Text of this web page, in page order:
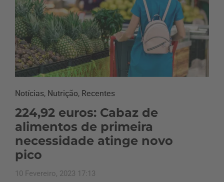
Notícias, Nutrição, Recentes
224,92 euros: Cabaz de
alimentos de primeira
necessidade atinge novo
pico
10 Fevereiro, 2023 17:13